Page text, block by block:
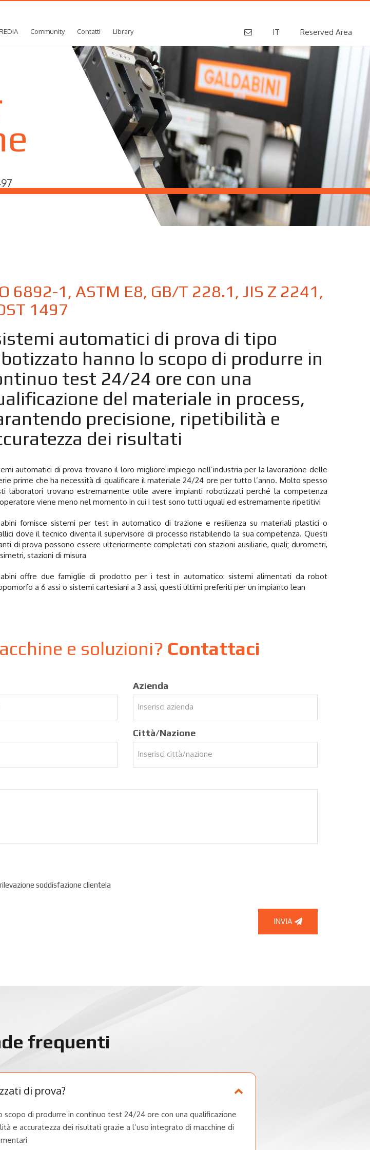
Community Contatti Library IT Reserved Area
6892-1, ASTM E8, GB/T 228.1, JIS Z 2241,
1497
automatici di prova di tipo
hanno lo scopo di produrre in
test 24/24 ore con una
del materiale in process,
precisione, ripetibilità e
dei risultati
automatici di prova trovano il loro migliore impiego nell’industria per la lavorazione delle
prime che ha necessità di qualificare il materiale 24/24 ore per tutto l’anno. Molto spesso
laboratori trovano estremamente utile avere impianti robotizzati perché la competenza
viene meno nel momento in cui i test sono tutti uguali ed estremamente ripetitivi
fornisce sistemi per test in automatico di trazione e resilienza su materiali plastici o
dove il tecnico diventa il supervisore di processo ristabilendo la sua competenza. Questi
di prova possono essere ulteriormente completati con stazioni ausiliarie, quali; durometri,
stazioni di misura
offre due famiglie di prodotto per i test in automatico: sistemi alimentati da robot
a 6 assi o sistemi cartesiani a 3 assi, questi ultimi preferiti per un impianto lean
e soluzioni? Contattaci
Azienda
Città/Nazione
soddisfazione clientela
INVIA
frequenti
di prova?
di produrre in continuo test 24/24 ore con una qualificazione
e accuratezza dei risultati grazie a l’uso integrato di macchine di